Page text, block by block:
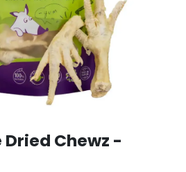
Dried Chewz -